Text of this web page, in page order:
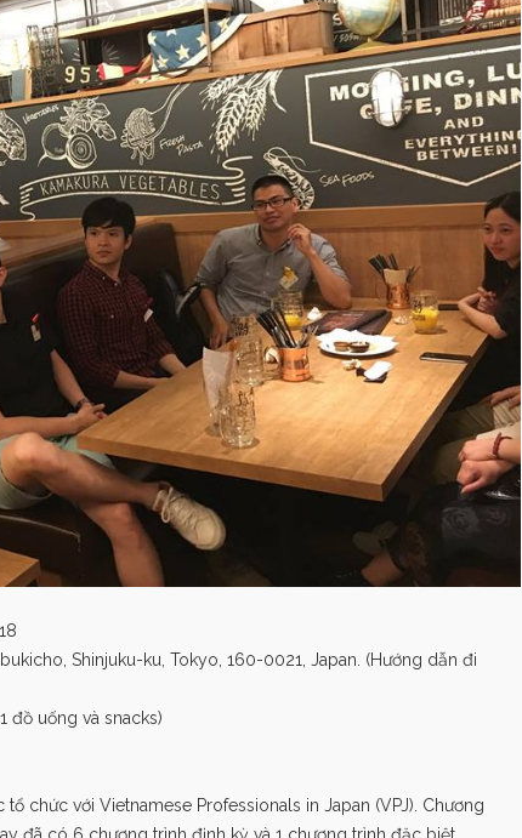
Shinjuku-ku, Tokyo, 160-0021, Japan. (Hướng dẫn đi
đồ uống và snacks)
chức với Vietnamese Professionals in Japan (VPJ). Chương
đã có 6 chương trình định kỳ và 1 chương trình đặc biệt.